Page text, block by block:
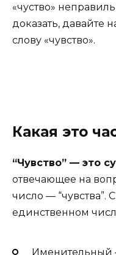
«чуство»
доказать, давайте
слову «чувство».
Какая это
“Чувство” — это
отвечающее на
число —
единственном
Именительный